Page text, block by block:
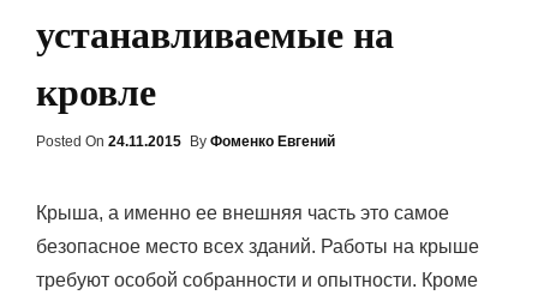
устанавливаемые на
кровле
Posted On Posted
24.11.2015 By Фоменко Евгений
Крыша, а именно ее внешняя часть это самое
безопасное место всех зданий. Работы на крыше
требуют особой собранности и опытности. Кроме